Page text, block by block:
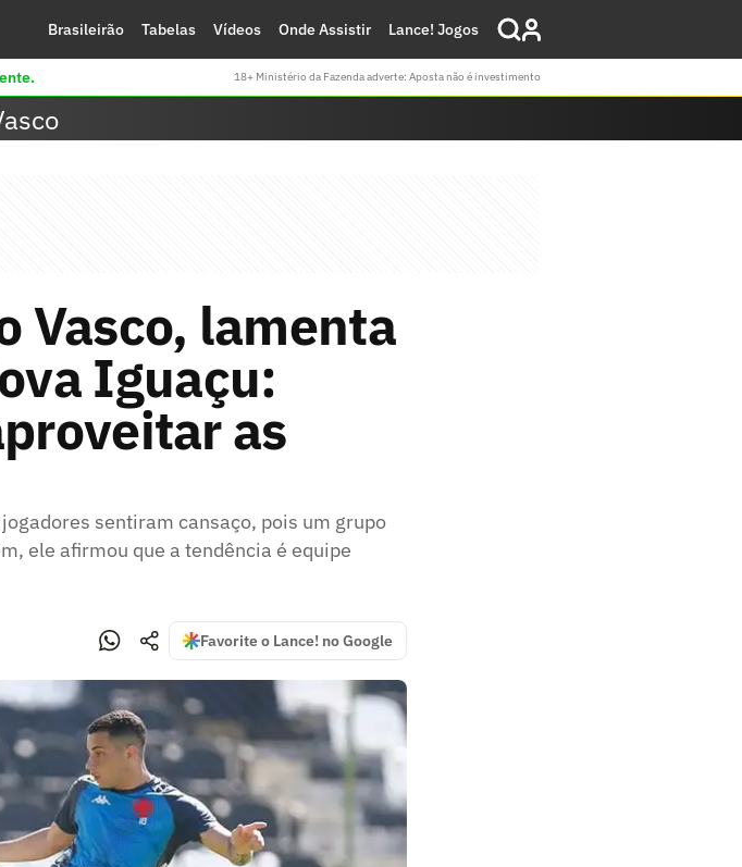
Brasileirão Tabelas Vídeos Onde Assistir Lance! Jogos
18+ Ministério da Fazenda adverte: Aposta não é investimento
Vasco, lamenta
Iguaçu:
as
sentiram cansaço, pois um grupo
ele afirmou que a tendência é equipe
Favorite o Lance! no Google